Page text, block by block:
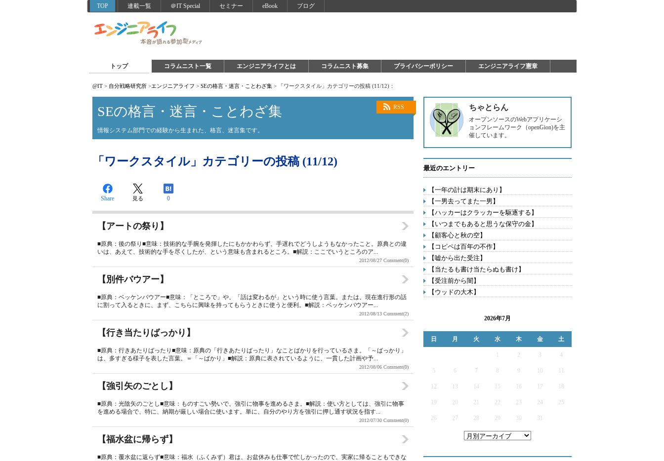
TOP 連載一覧 ＠IT Special セミナー eBook ブログ
トップ コラムニスト一覧 エンジニアライフとは コラムニスト募集 プライバシーポリシー エンジニアライフ憲章
@IT > 自分戦略研究所 >エンジニアライフ > SEの格言・迷言・ことわざ集 > 「ワークスタイル」カテゴリーの投稿 (11/12)：
RSS
SEの格言・迷言・ことわざ集
情報システム部門での経験から生まれた、格言、迷言集です。
「ワークスタイル」カテゴリーの投稿 (11/12)
Share 見る 0
【アートの祭り】
■原典：後の祭り■意味：技術的な手腕を発揮したにもかかわらず、手遅れでどうしようもなかったこと。原典との違
いは、あえて、技術的な手を尽くしたが、という意味も含まれるところ。■解説：ここでいうところのア...
2012/08/27 Comment(0)
【別件バウアー】
■原典：ベッケンバウアー■意味：「ところで」や、「話は変わるが」という時に使う言葉。または、現在進行形の話
に割って入るときに、まず、こちらに興味を持ってもらうときに使うと便利。■解説：ベッケンバウアー...
2012/08/13 Comment(2)
【行き当たりばっかり】
■原典：行きあたりばったり■意味：原典の「行きあたりばったり」なことばかりを行っているさま。「～ばっかり」
は、多すぎる様子を表した言葉。＝「～ばかり」■解説：原典に表されているように、一貫した計画や予...
2012/08/06 Comment(0)
【強引矢のごとし】
■原典：光陰矢のごとし■意味：ものすごい勢いで、強引に物事を進めるさま。■解説：使い方としては、強引に物事
を進める場合で、特に、納期が厳しい場合に使います。単に、自分のやり方を強引に押し通す状況を指す...
2012/07/30 Comment(0)
【福水盆に帰らず】
■原典：覆水盆に返らず■意味：福水（ふくみず）君は、お盆休みも仕事で忙しかったので、実家に帰ることもできな
ちゃとらん
オープンソースのWebアプリケーシ
ョンフレームワーク（openGion)を主
催しています。
最近のエントリー
【一年の計は期末にあり】
【一男去ってまた一男】
【ハッカーはクラッカーを駆逐する】
【いつまでもあると思うな保守の金】
【顧客心と秋の空】
【コピペは百年の不作】
【嘘から出た受注】
【当たるも書け当たらぬも書け】
【受注前から闇】
【ウッドの大木】
2026年7月
日 月 火 水 木 金 土
2 3 4
5 6 7 9
12 13 14 15 16 17
19 20 21 22 23 24 25
26 27 28 29 30 31